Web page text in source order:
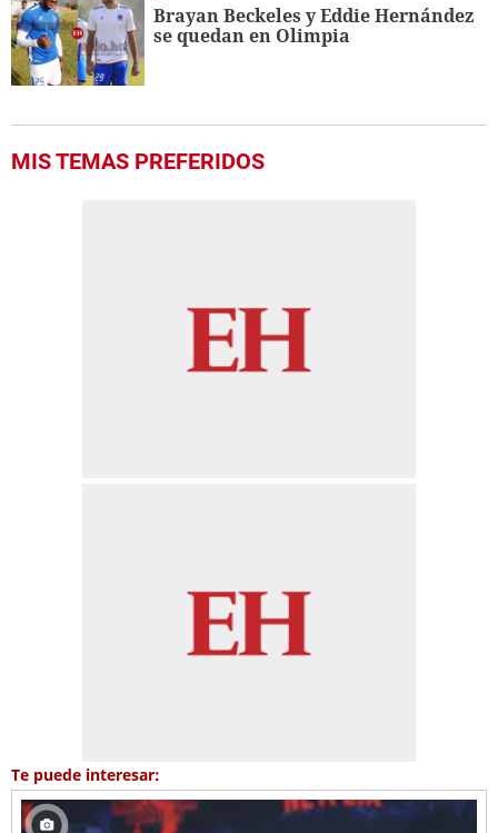
Brayan Beckeles y Eddie Hernández
se quedan en Olimpia
MIS TEMAS PREFERIDOS
Te puede interesar: